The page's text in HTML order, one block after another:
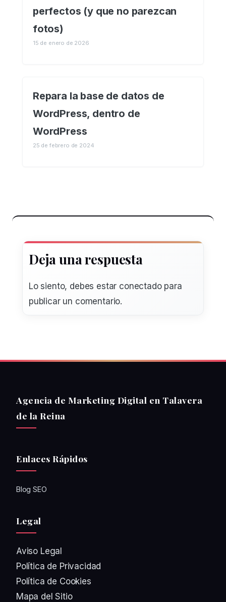
perfectos (y que no parezcan
fotos)
15 de enero de 2026
Repara la base de datos de
WordPress, dentro de
WordPress
25 de febrero de 2024
Deja una respuesta
Lo siento, debes estar conectadopara
publicar un comentario.
Agencia de Marketing Digital en Talavera
de la Reina
Enlaces Rápidos
Blog SEO
Legal
Aviso Legal
Política de Privacidad
Política de Cookies
Mapa del Sitio